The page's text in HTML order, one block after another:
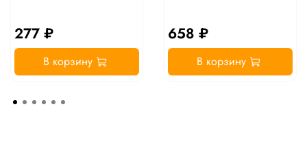
277 ₽
В корзину
658 ₽
В корзину